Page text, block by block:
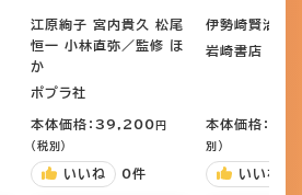
江原絢子 宮内貴久 松尾
恒一 小林直弥／監修 ほ
か
ポプラ社
本体価格：39,200 円
（税別）
いいね 0件
伊勢崎賢治／
岩崎書店
本体価格：
別）
いいね